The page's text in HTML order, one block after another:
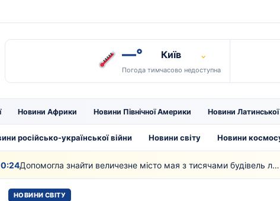
—° Київ ⌄
Погода тимчасово недоступна
Новини Африки Новини Північної Америки Новини
російсько-української війни Новини світу Новини
Допомогла знайти величезне місто мая з тисячами будівель лазерна технологія
НОВИНИ СВІТУ